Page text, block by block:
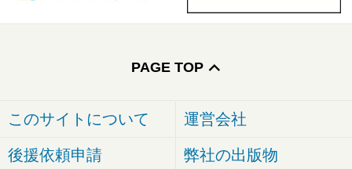
PAGE TOP
このサイトについて 運営会社
後援依頼申請 弊社の出版物